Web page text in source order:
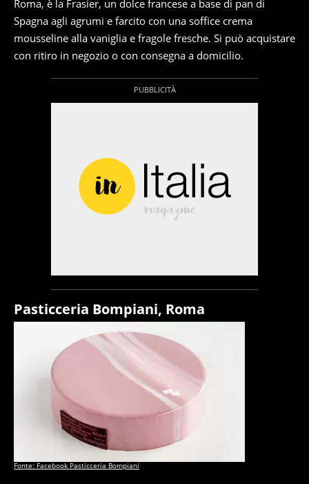
Roma, è la Frasier, un dolce francese a base di pan di
Spagna agli agrumi e farcito con una soffice crema
mousseline alla vaniglia e fragole fresche. Si può acquistare
con ritiro in negozio o con consegna a domicilio.
Pasticceria Bompiani, Roma
Fonte: Facebook Pasticceria Bompiani